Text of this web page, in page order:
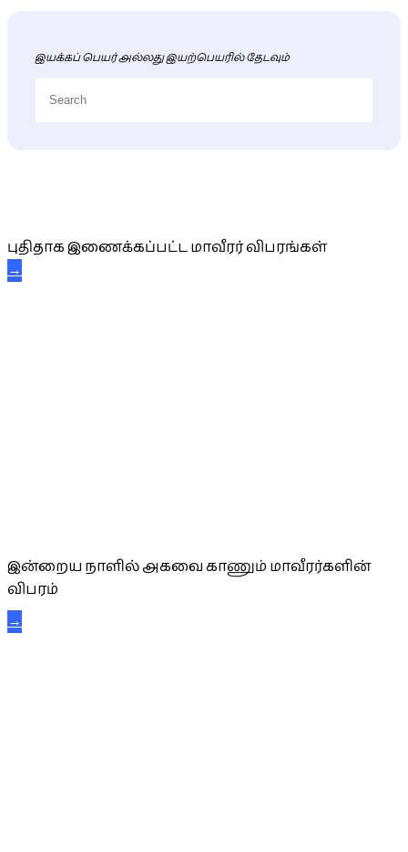
இயக்கப் பெயர் அல்லது இயற்பெயரில் தேடவும்
புதிதாக இணைக்கப்பட்ட மாவீரர் விபரங்கள்
→
இன்றைய நாளில் அகவை காணும் மாவீரர்களின்
விபரம்
→